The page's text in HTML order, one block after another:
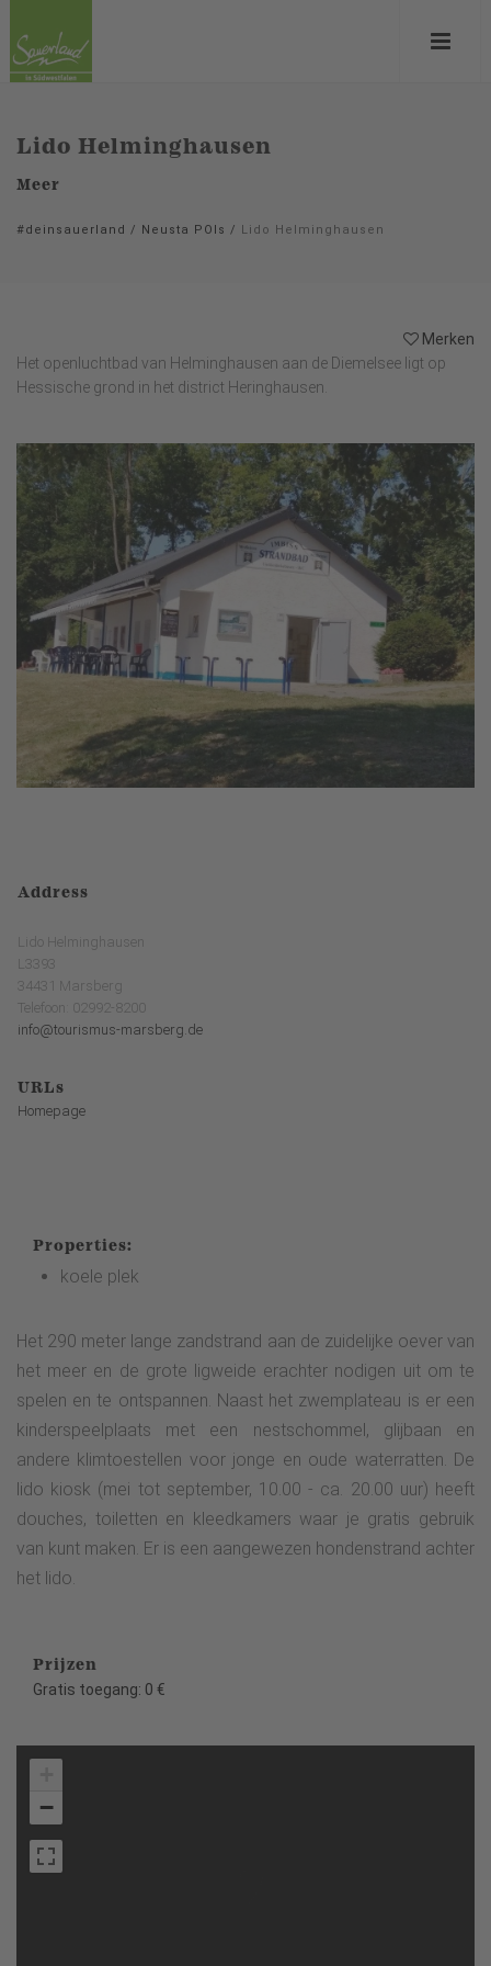
Lido Helminghausen
Meer
#deinsauerland / Neusta POIs / Lido Helminghausen
Merken
Het openluchtbad van Helminghausen aan de Diemelsee ligt op
Hessische grond in het district Heringhausen.
Address
Lido Helminghausen
L3393
34431 Marsberg
Telefoon: 02992-8200
info@tourismus-marsberg.de
URLs
Homepage
Properties:
koele plek
Het 290 meter lange zandstrand aan de zuidelijke oever van
het meer en de grote ligweide erachter nodigen uit om te
spelen en te ontspannen. Naast het zwemplateau is er een
kinderspeelplaats met een nestschommel, glijbaan en
andere klimtoestellen voor jonge en oude waterratten. De
lido kiosk (mei tot september, 10.00 - ca. 20.00 uur) heeft
douches, toiletten en kleedkamers waar je gratis gebruik
van kunt maken. Er is een aangewezen hondenstrand achter
het lido.
Prijzen
Gratis toegang: 0 €
−